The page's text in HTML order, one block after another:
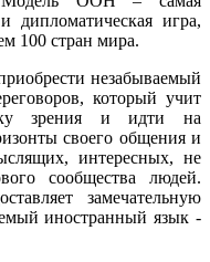
дипломатическая игра,
100 стран мира.
незабываемый
который учит
зрения и идти на
своего общения и
интересных, не
сообщества людей.
замечательную
иностранный язык -